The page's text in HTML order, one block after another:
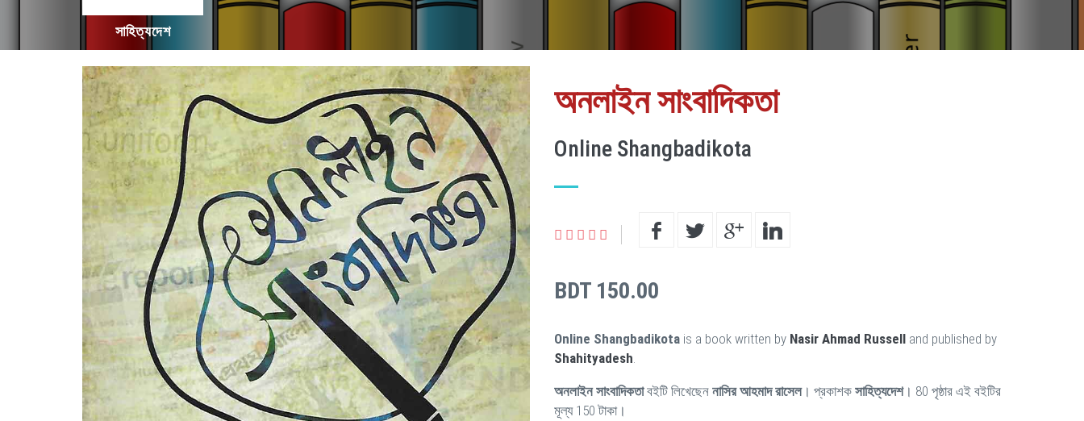
সাহিত্যদেশ
অনলাইন সাংবাদিকতা
Online Shangbadikota
BDT 150.00
Online Shangbadikota is a book written by Nasir Ahmad Russell and published by
Shahityadesh.
অনলাইন সাংবাদিকতাবইটি লিখেছেন নাসির আহমাদ রাসেল। প্রকাশক সাহিত্যদেশ। 80 পৃষ্ঠার এই বইটির
মূল্য 150 টাকা।